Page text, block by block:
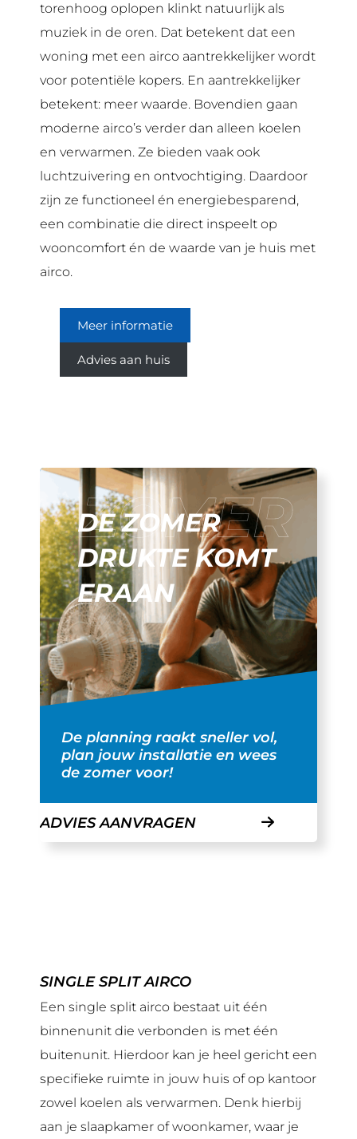
torenhoog oplopen klinkt natuurlijk als
muziek in de oren. Dat betekent dat een
woning met een airco aantrekkelijker wordt
voor potentiële kopers. En aantrekkelijker
betekent: meer waarde. Bovendien gaan
moderne airco’s verder dan alleen koelen
en verwarmen. Ze bieden vaak ook
luchtzuivering en ontvochtiging. Daardoor
zijn ze functioneel én energiebesparend,
een combinatie die direct inspeelt op
wooncomfort én de waarde van je huis met
airco.
Meer informatie
Advies aan huis
DE ZOMER
DRUKTE KOMT
ERAAN
De planning raakt sneller vol,
plan jouw installatie en wees
de zomer voor!
ADVIES AANVRAGEN
SINGLE SPLIT AIRCO
Een single split airco bestaat uit één
binnenunit die verbonden is met één
buitenunit. Hierdoor kan je heel gericht een
specifieke ruimte in jouw huis of op kantoor
zowel koelen als verwarmen. Denk hierbij
aan je slaapkamer of woonkamer, waar je